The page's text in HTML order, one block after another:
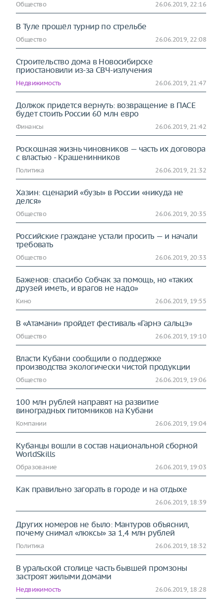
Общество 26.06.2019, 22:16
В Туле прошёл турнир по стрельбе
Общество 26.06.2019, 22:08
Строительство дома в Новосибирске
приостановили из-за СВЧ-излучения
Недвижимость 26.06.2019, 21:47
Должок придется вернуть: возвращение в ПАСЕ
будет стоить России 60 млн евро
Финансы 26.06.2019, 21:42
Роскошная жизнь чиновников — часть их договора
с властью - Крашенинников
Политика 26.06.2019, 21:32
Хазин: сценарий «бузы» в России «никуда не
делся»
Общество 26.06.2019, 20:35
Российские граждане устали просить — и начали
требовать
Общество 26.06.2019, 20:33
Баженов: спасибо Собчак за помощь, но «таких
друзей иметь, и врагов не надо»
Кино 26.06.2019, 19:55
В «Атамани» пройдет фестиваль «Гарнэ сальцэ»
Общество 26.06.2019, 19:10
Власти Кубани сообщили о поддержке
производства экологически чистой продукции
Общество 26.06.2019, 19:06
100 млн рублей направят на развитие
виноградных питомников на Кубани
Компании 26.06.2019, 19:04
Кубанцы вошли в состав национальной сборной
WorldSkills
Образование 26.06.2019, 19:03
Как правильно загорать в городе и на отдыхе
26.06.2019, 18:39
Других номеров не было: Мантуров объяснил,
почему снимал «люксы» за 1,4 млн рублей
Политика 26.06.2019, 18:32
В уральской столице часть бывшей промзоны
застроят жилыми домами
Недвижимость 26.06.2019, 18:28